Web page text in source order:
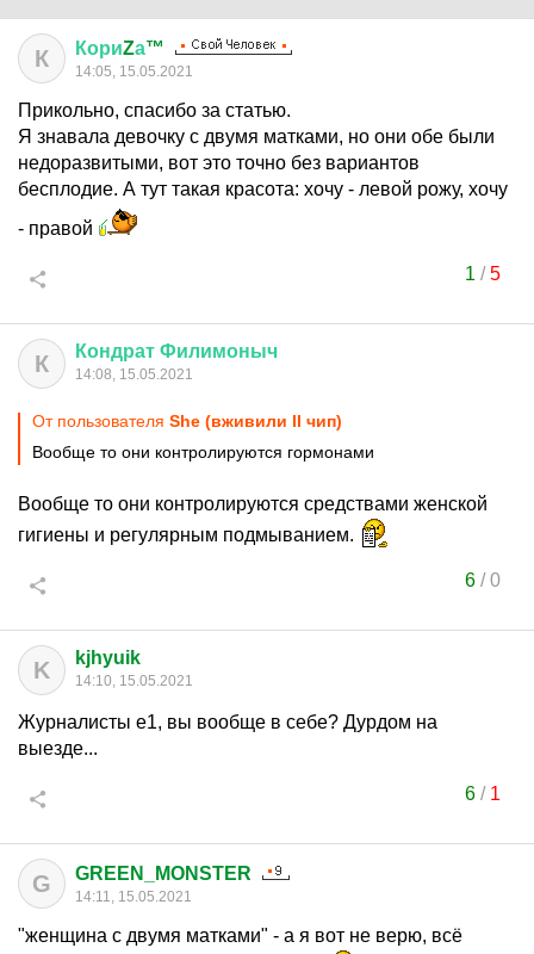
К КориZа™
14:05, 15.05.2021
Прикольно, спасибо за статью.
Я знавала девочку с двумя матками, но они обе были
недоразвитыми, вот это точно без вариантов
бесплодие. А тут такая красота: хочу - левой рожу, хочу
- правой
1 /5
К Кондрат Филимоныч
14:08, 15.05.2021
От пользователя She (вживили II чип)
Вообще то они контролируются гормонами
Вообще то они контролируются средствами женской
гигиены и регулярным подмыванием.
6/0
K kjhyuik
14:10, 15.05.2021
Журналисты е1, вы вообще в себе? Дурдом на
выезде...
6/ 1
G GREEN_MONSTER
14:11, 15.05.2021
"женщина с двумя матками" - а я вот не верю, всё